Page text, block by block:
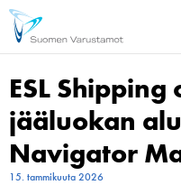
ESL
jääluokan
Navigator
15. tammikuuta 2026